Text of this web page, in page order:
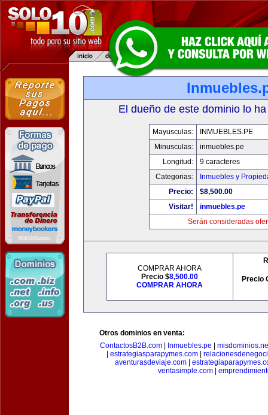
El dueño de este dominio lo
Mayusculas:
INMUEBLES.PE
Minusculas:
inmuebles.pe
Longitud:
9 caracteres
Categorias:
Inmuebles y
Precio:
$8,500.00
Visitar!
inmuebles.pe
Serán consideradas
COMPRAR AHORA
Precio $8,500.00
COMPRAR AHORA
Precio
Otros dominios en venta:
ContactosB2B.com
Inmuebles.pe
estrategiasparapymes.com
aventurasdeviaje.com|
ventasimple.com|